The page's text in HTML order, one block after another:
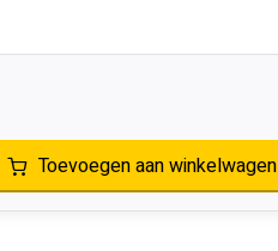
Toevoegen aan winkelwagen